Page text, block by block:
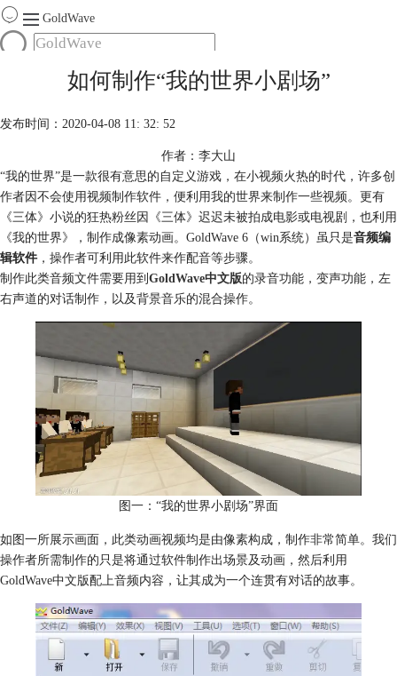
GoldWave
购买
如何制作“我的世界小剧场”
发布时间：2020-04-08 11: 32: 52
作者：李大山
“我的世界”是一款很有意思的自定义游戏，在小视频火热的时代，许多创
作者因不会使用视频制作软件，便利用我的世界来制作一些视频。更有
《三体》小说的狂热粉丝因《三体》迟迟未被拍成电影或电视剧，也利用
《我的世界》，制作成像素动画。GoldWave 6（win系统）虽只是音频编
辑软件，操作者可利用此软件来作配音等步骤。
制作此类音频文件需要用到GoldWave中文版的录音功能，变声功能，左
右声道的对话制作，以及背景音乐的混合操作。
图一：“我的世界小剧场”界面
如图一所展示画面，此类动画视频均是由像素构成，制作非常简单。我们
操作者所需制作的只是将通过软件制作出场景及动画，然后利用
GoldWave中文版配上音频内容，让其成为一个连贯有对话的故事。